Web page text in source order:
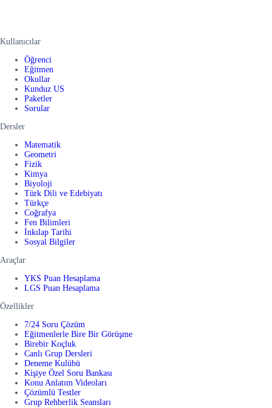
Kullanıcılar
Öğrenci
Eğitmen
Okullar
Kunduz US
Paketler
Sorular
Dersler
Matematik
Geometri
Fizik
Kimya
Biyoloji
Türk Dili ve Edebiyatı
Türkçe
Coğrafya
Fen Bilimleri
İnkılap Tarihi
Sosyal Bilgiler
Araçlar
YKS Puan Hesaplama
LGS Puan Hesaplama
Özellikler
7/24 Soru Çözüm
Eğitmenlerle Bire Bir Görüşme
Birebir Koçluk
Canlı Grup Dersleri
Deneme Kulübü
Kişiye Özel Soru Bankası
Konu Anlatım Videoları
Çözümlü Testler
Grup Rehberlik Seansları